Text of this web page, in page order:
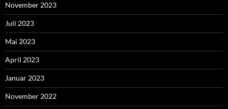
November 2023
Juli 2023
Mai 2023
April 2023
Januar 2023
November 2022